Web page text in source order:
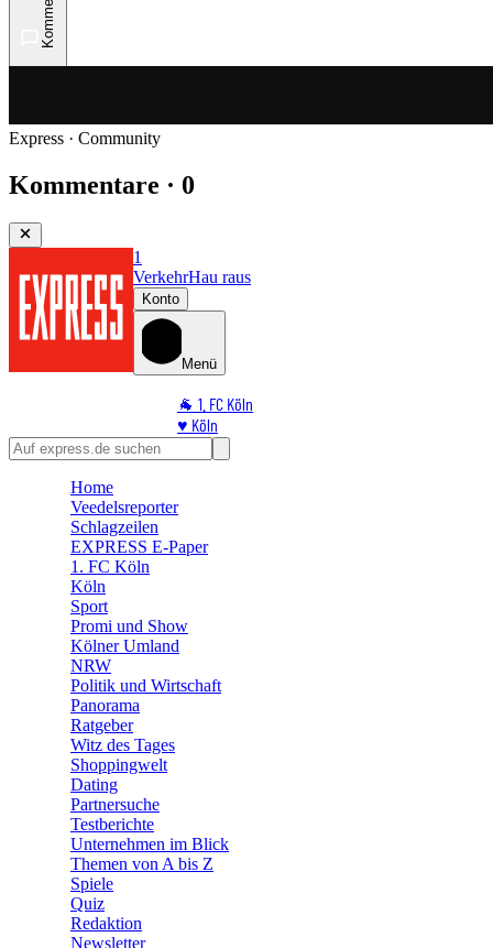
Express · Community
Kommentare · 0
1
VerkehrHau raus
Konto
Menü
🐐 1. FC Köln
♥️ Köln
⭐ Promi
🛒 Shoppingwelt
Home
Veedelsreporter
Schlagzeilen
EXPRESS E-Paper
1. FC Köln
Köln
Sport
Promi und Show
Kölner Umland
NRW
Politik und Wirtschaft
Panorama
Ratgeber
Witz des Tages
Shoppingwelt
Dating
Partnersuche
Testberichte
Unternehmen im Blick
Themen von A bis Z
Spiele
Quiz
Redaktion
Newsletter